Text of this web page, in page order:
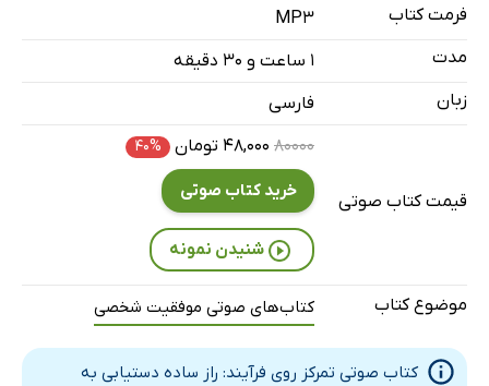
فرمت کتاب
MP3
مدت
۱ ساعت و ۳۰ دقیقه
زبان
فارسی
قیمت کتاب صوتی
۸۰۰۰۰ ۴۸,۰۰۰ تومان ۴۰%
خرید کتاب صوتی
شنیدن نمونه
موضوع کتاب کتاب‌های صوتی موفقیت شخصی
کتاب صوتی تمرکز روی فرآیند: راز ساده دستیابی به